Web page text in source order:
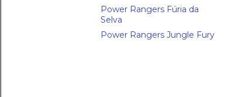
Power Rangers Fúria da
Selva
Power Rangers Jungle Fury